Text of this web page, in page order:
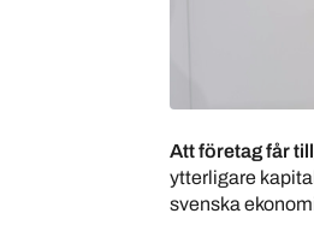
Att företag får
ytterligare
svenska